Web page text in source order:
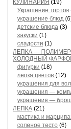
КУЛИНАРИЯ (19)
Украшение тортов
украшение блюд
детские блюда (3)
закуски (1)
сладости (1)
ЛЕПКА —
ХОЛОДНЫЙ
фигурки (18)
лепка цветов (12)
украшения для
украшения —
украшения —
ЛЕПКА (21)
мастика и
соленое тесто (6)